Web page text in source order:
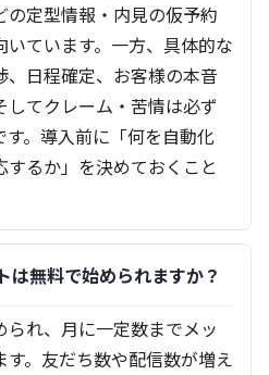
の定型情報・内見の仮予約
いています。一方、具体的な
、日程確定、お客様の本音
してクレーム・苦情は必ず
。導入前に「何を自動化
するか」を決めておくこと
は無料で始められますか？
れ、月に一定数までメッ
す。友だち数や配信数が増え